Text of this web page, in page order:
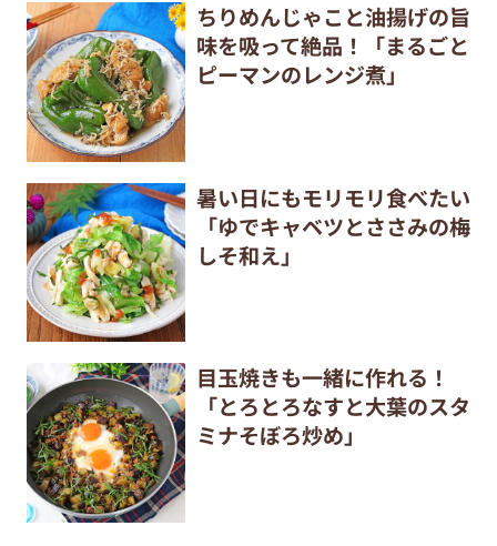
ちりめんじゃこと油揚げの旨
味を吸って絶品！「まるごと
ピーマンのレンジ煮」
暑い日にもモリモリ食べたい
「ゆでキャベツとささみの梅
しそ和え」
目玉焼きも一緒に作れる！
「とろとろなすと大葉のスタ
ミナそぼろ炒め」